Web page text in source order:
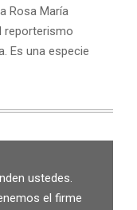
Rosa María
reporterismo
Es una especie
ustedes.
el firme